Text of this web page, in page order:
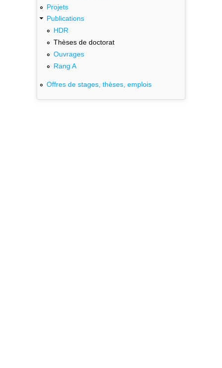
Projets
Publications
HDR
Thèses de doctorat
Ouvrages
Rang A
Offres de stages, thèses, emplois